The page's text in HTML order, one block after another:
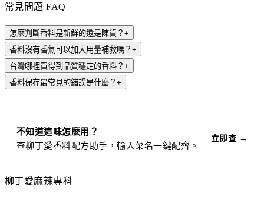
常見問題 FAQ
怎麼判斷香料是新鮮的還是陳貨？ +
香料沒有香氣可以加大用量補救嗎？ +
台灣哪裡買得到品質穩定的香料？ +
香料保存最常見的錯誤是什麼？ +
不知道這味怎麼用？
查柳丁愛香料配方助手，輸入菜名一鍵配齊。
立即查 →
柳丁愛麻辣專科